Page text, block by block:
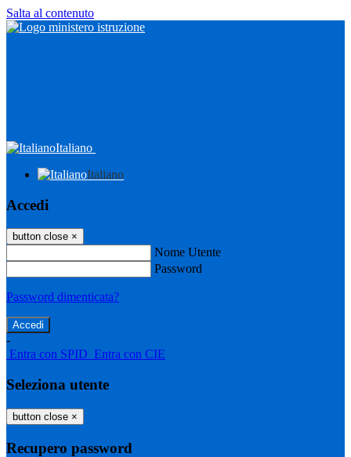
Salta al contenuto
Italiano
Italiano
Accedi
button close ×
Nome Utente
Password
Password dimenticata?
-
Entra con SPID Entra con CIE
Seleziona utente
button close ×
Recupero password